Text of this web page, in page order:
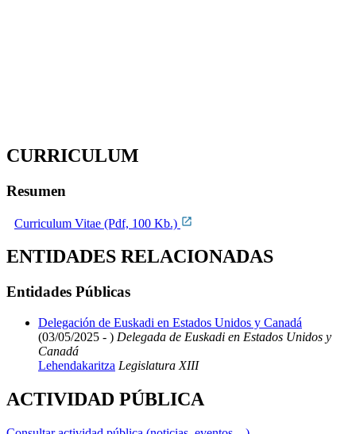
CURRICULUM
Resumen
Curriculum Vitae (Pdf, 100 Kb.)
ENTIDADES RELACIONADAS
Entidades Públicas
Delegación de Euskadi en Estados Unidos y Canadá
(03/05/2025 - ) Delegada de Euskadi en Estados Unidos y
Canadá
Lehendakaritza Legislatura XIII
ACTIVIDAD PÚBLICA